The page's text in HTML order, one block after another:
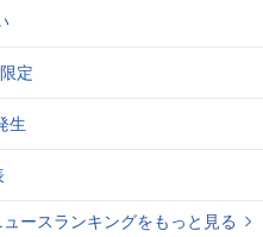
定
生
ースランキングをもっと見る